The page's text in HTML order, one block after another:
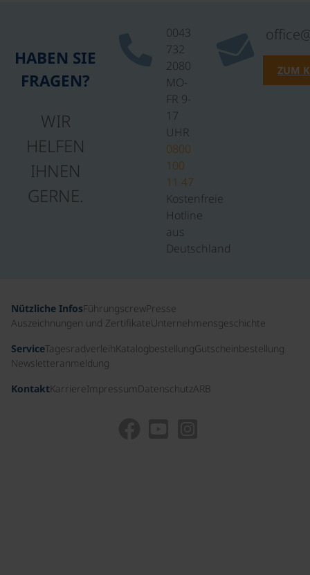
HABEN SIE
FRAGEN?
WIR
HELFEN
IHNEN
GERNE.
0043
732
2080
MO-
FR 9-
17
UHR
0800
100
11 47
Kostenfreie
Hotline
aus
Deutschland
ZUM
Nützliche InfosFührungscrewPresse
Auszeichnungen und ZertifikateUnternehmensgeschichte
ServiceTagesradverleihKatalogbestellungGutscheinbestellung
Newsletteranmeldung
KontaktKarriereImpressum DatenschutzARB